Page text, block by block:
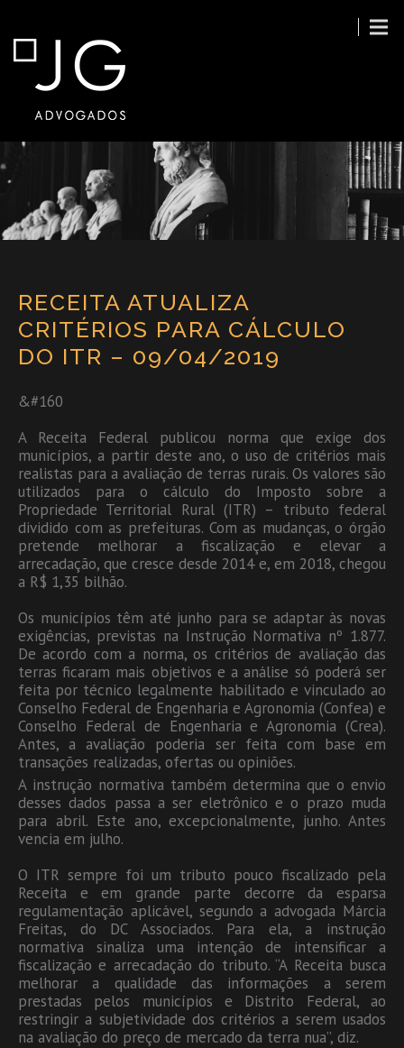
RECEITA ATUALIZA
CRITÉRIOS PARA CÁLCULO
DO ITR – 09/04/2019
&#160
A Receita Federal publicou norma que exige dos
municípios, a partir deste ano, o uso de critérios mais
realistas para a avaliação de terras rurais. Os valores são
utilizados para o cálculo do Imposto sobre a
Propriedade Territorial Rural (ITR) – tributo federal
dividido com as prefeituras. Com as mudanças, o órgão
pretende melhorar a fiscalização e elevar a
arrecadação, que cresce desde 2014 e, em 2018, chegou
a R$ 1,35 bilhão.
Os municípios têm até junho para se adaptar às novas
exigências, previstas na Instrução Normativa nº 1.877.
De acordo com a norma, os critérios de avaliação das
terras ficaram mais objetivos e a análise só poderá ser
feita por técnico legalmente habilitado e vinculado ao
Conselho Federal de Engenharia e Agronomia (Confea) e
Conselho Federal de Engenharia e Agronomia (Crea).
Antes, a avaliação poderia ser feita com base em
transações realizadas, ofertas ou opiniões.
A instrução normativa também determina que o envio
desses dados passa a ser eletrônico e o prazo muda
para abril. Este ano, excepcionalmente, junho. Antes
vencia em julho.
O ITR sempre foi um tributo pouco fiscalizado pela
Receita e em grande parte decorre da esparsa
regulamentação aplicável, segundo a advogada Márcia
Freitas, do DC Associados. Para ela, a instrução
normativa sinaliza uma intenção de intensificar a
fiscalização e arrecadação do tributo. “A Receita busca
melhorar a qualidade das informações a serem
prestadas pelos municípios e Distrito Federal, ao
restringir a subjetividade dos critérios a serem usados
na avaliação do preço de mercado da terra nua”, diz.